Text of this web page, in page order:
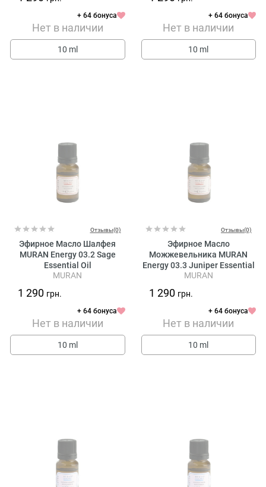
+ 64 бонуса
Нет в наличии
10 ml
+ 64 бонуса
Нет в наличии
10 ml
Отзывы(0)
Эфирное Масло Шалфея
MURAN Energy 03.2 Sage
Essential Oil
MURAN
1 290 грн.
+ 64 бонуса
Нет в наличии
10 ml
Отзывы(0)
Эфирное Масло
Можжевельника MURAN
Energy 03.3 Juniper Essential
Oil
MURAN
1 290 грн.
+ 64 бонуса
Нет в наличии
10 ml